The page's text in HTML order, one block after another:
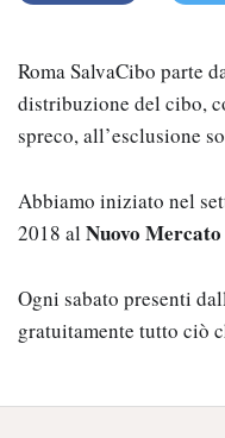
Roma SalvaCibo parte
distribuzione del cibo,
spreco, all’esclusione
Abbiamo iniziato nel
2018 al Nuovo
Ogni sabato presenti
gratuitamente tutto ciò